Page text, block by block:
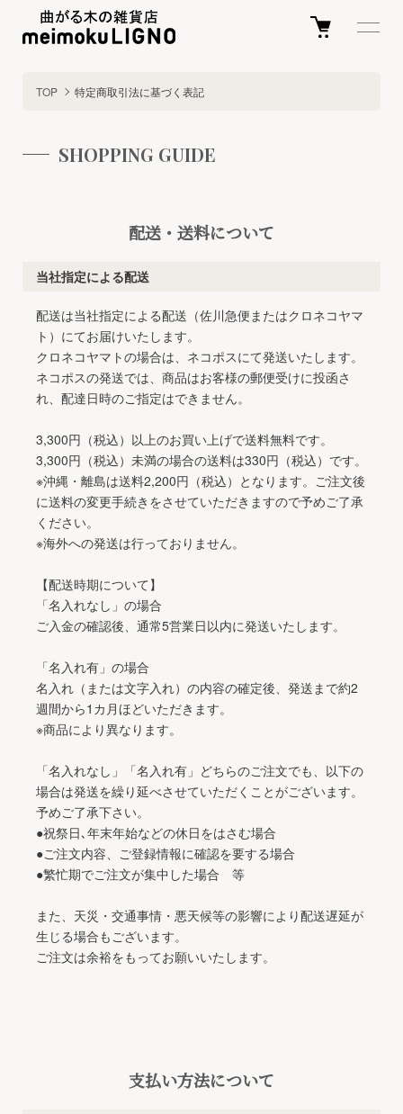
TOP 特定商取引法に基づく表記
SHOPPING GUIDE
配送・送料について
当社指定による配送
配送は当社指定による配送（佐川急便またはクロネコヤマ
ト）にてお届けいたします。
クロネコヤマトの場合は、ネコポスにて発送いたします。
ネコポスの発送では、商品はお客様の郵便受けに投函さ
れ、配達日時のご指定はできません。
3,300円（税込）以上のお買い上げで送料無料です。
3,300円（税込）未満の場合の送料は330円（税込）です。
※沖縄・離島は送料2,200円（税込）となります。ご注文後
に送料の変更手続きをさせていただきますので予めご了承
ください。
※海外への発送は行っておりません。
【配送時期について】
「名入れなし」の場合
ご入金の確認後、通常5営業日以内に発送いたします。
「名入れ有」の場合
名入れ（または文字入れ）の内容の確定後、発送まで約2
週間から1カ月ほどいただきます。
※商品により異なります。
「名入れなし」「名入れ有」どちらのご注文でも、以下の
場合は発送を繰り延べさせていただくことがございます。
予めご了承下さい。
●祝祭日､年末年始などの休日をはさむ場合
●ご注文内容、ご登録情報に確認を要する場合
●繁忙期でご注文が集中した場合 等
また、天災・交通事情・悪天候等の影響により配送遅延が
生じる場合もございます。
ご注文は余裕をもってお願いいたします。
支払い方法について